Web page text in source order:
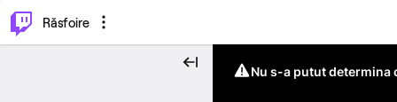
Răsfoire
Nu s-a putut